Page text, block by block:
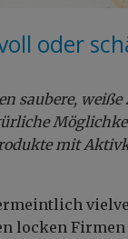
oder
saubere,
mit
locken